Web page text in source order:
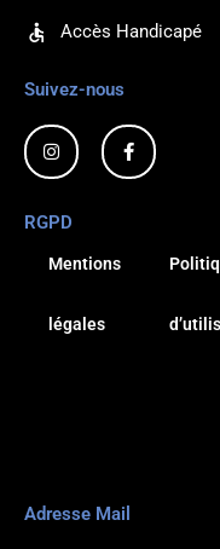
Accès Handicapé
Suivez-nous
I
n
t
g
a
m
F
a
c
e
RGPD
Mentions
légales
Adresse Mail